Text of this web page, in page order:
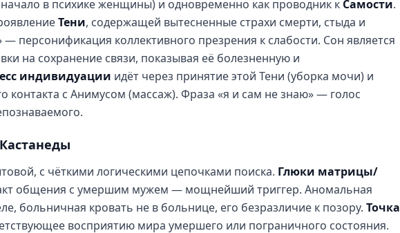
в психике женщины) и одновременно как проводник к Самости.
Тени, содержащей вытесненные страхи смерти, стыда и
коллективного презрения к слабости. Сон является
на сохранение связи, показывая её болезненную и
индивидуации идёт через принятие этой Тени (уборка мочи) и
контакта с Анимусом (массаж). Фраза «я и сам не знаю» — голос
с чёткими логическими цепочками поиска. Глюки матрицы/
общения с умершим мужем — мощнейший триггер. Аномальная
больничная кровать не в больнице, его безразличие к позору. Точка
восприятию мира умершего или пограничного состояния.